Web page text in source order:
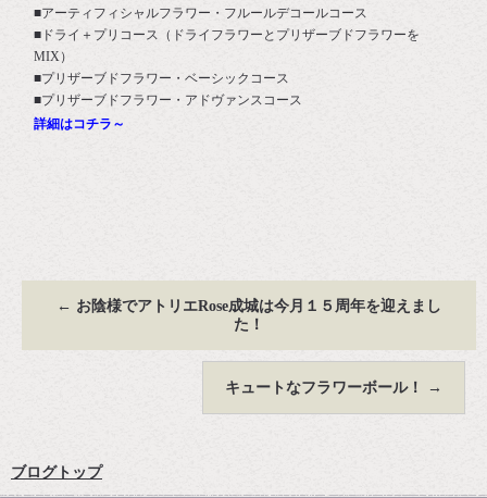
■アーティフィシャルフラワー・フルールデコールコース
■ドライ＋プリコース（ドライフラワーとプリザーブドフラワーを
MIX）
■プリザーブドフラワー・ベーシックコース
■プリザーブドフラワー・アドヴァンスコース
詳細はコチラ～
← お陰様でアトリエRose成城は今月１５周年を迎えまし
た！
キュートなフラワーボール！ →
ブログトップ